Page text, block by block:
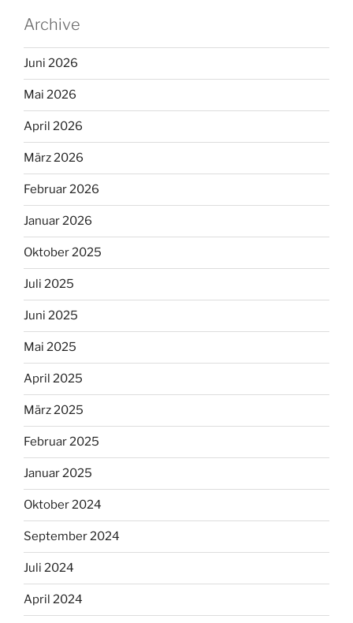
Archive
Juni 2026
Mai 2026
April 2026
März 2026
Februar 2026
Januar 2026
Oktober 2025
Juli 2025
Juni 2025
Mai 2025
April 2025
März 2025
Februar 2025
Januar 2025
Oktober 2024
September 2024
Juli 2024
April 2024